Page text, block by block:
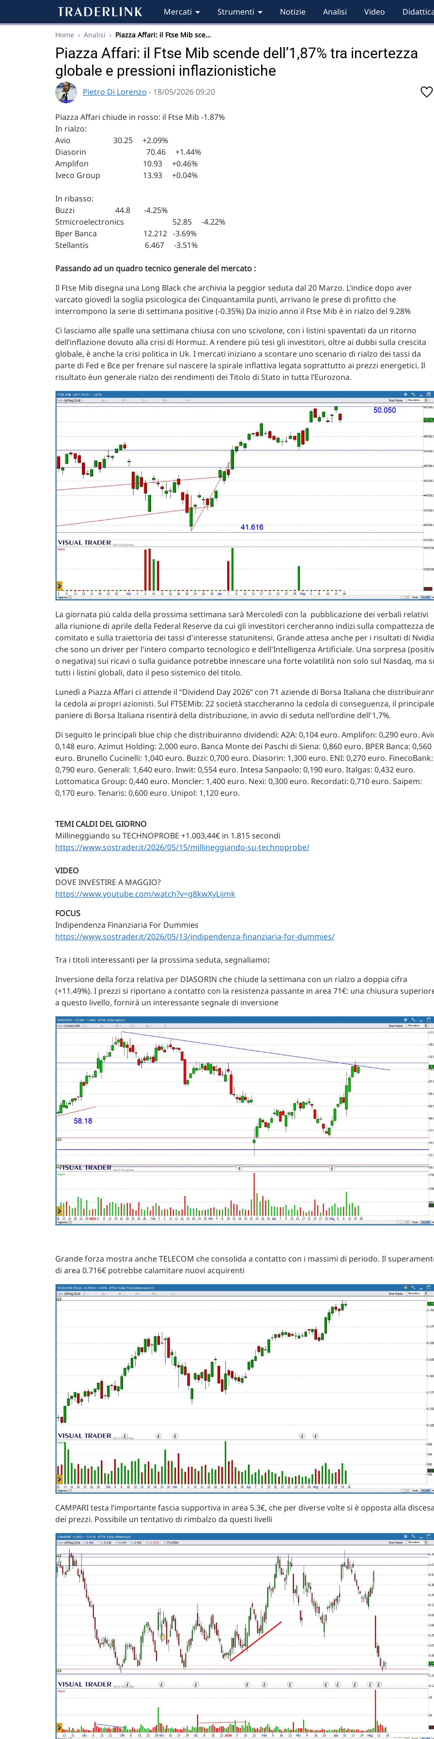
Mercati Strumenti Notizie Analisi Video
Home › Analisi › Piazza Affari: il Ftse Mib sce…
Piazza Affari: il Ftse Mib scende dell’1,87% tra incertezza
globale e pressioni inflazionistiche
Pietro Di Lorenzo - 18/05/2026 09:20
Piazza Affari chiude in rosso: il Ftse Mib -1.87%
In rialzo:
Avio 30.25 +2.09%
Diasorin 70.46 +1.44%
Amplifon 10.93 +0.46%
Iveco Group 13.93 +0.04%
In ribasso:
Buzzi 44.8 -4.25%
Stmicroelectronics 52.85 -4.22%
Bper Banca 12.212 -3.69%
Stellantis 6.467 -3.51%
Passando ad un quadro tecnico generale del mercato :
Il Ftse Mib disegna una Long Black che archivia la peggior seduta dal 20 Marzo. L’indice dopo aver
varcato giovedì la soglia psicologica dei Cinquantamila punti, arrivano le prese di profitto che
interrompono la serie di settimana positive (-0.35%) Da inizio anno il Ftse Mib è in rialzo del 9.28%
Ci lasciamo alle spalle una settimana chiusa con uno scivolone, con i listini spaventati da un ritorno
dell’inflazione dovuto alla crisi di Hormuz. A rendere più tesi gli investitori, oltre ai dubbi sulla crescita
globale, è anche la crisi politica in Uk. I mercati iniziano a scontare uno scenario di rialzo dei tassi da
parte di Fed e Bce per frenare sul nascere la spirale inflattiva legata soprattutto ai prezzi energetici. Il
risultato èun generale rialzo dei rendimenti dei Titolo di Stato in tutta l’Eurozona.
La giornata più calda della prossima settimana sarà Mercoledì con la pubblicazione dei verbali relativi
alla riunione di aprile della Federal Reserve da cui gli investitori cercheranno indizi sulla compattezza
comitato e sulla traiettoria dei tassi d'interesse statunitensi. Grande attesa anche per i risultati di
che sono un driver per l'intero comparto tecnologico e dell'Intelligenza Artificiale. Una sorpresa
o negativa) sui ricavi o sulla guidance potrebbe innescare una forte volatilità non solo sul Nasdaq, ma
tutti i listini globali, dato il peso sistemico del titolo.
Lunedì a Piazza Affari ci attende il “Dividend Day 2026” con 71 aziende di Borsa Italiana che
la cedola ai propri azionisti. Sul FTSEMib: 22 società staccheranno la cedola di conseguenza, il principale
paniere di Borsa Italiana risentirà della distribuzione, in avvio di seduta nell'ordine dell'1,7%.
Di seguito le principali blue chip che distribuiranno dividendi: A2A: 0,104 euro. Amplifon: 0,290 euro.
0,148 euro. Azimut Holding: 2,000 euro. Banca Monte dei Paschi di Siena: 0,860 euro. BPER Banca: 0,560
euro. Brunello Cucinelli: 1,040 euro. Buzzi: 0,700 euro. Diasorin: 1,300 euro. ENI: 0,270 euro. FinecoBank:
0,790 euro. Generali: 1,640 euro. Inwit: 0,554 euro. Intesa Sanpaolo: 0,190 euro. Italgas: 0,432 euro.
Lottomatica Group: 0,440 euro. Moncler: 1,400 euro. Nexi: 0,300 euro. Recordati: 0,710 euro. Saipem:
0,170 euro. Tenaris: 0,600 euro. Unipol: 1,120 euro.
TEMI CALDI DEL GIORNO
Millineggiando su TECHNOPROBE +1.003,44€ in 1.815 secondi
https://www.sostrader.it/2026/05/15/millineggiando-su-technoprobe/
VIDEO
DOVE INVESTIRE A MAGGIO?
https://www.youtube.com/watch?v=g8kwXyLijmk
FOCUS
Indipendenza Finanziaria For Dummies
https://www.sostrader.it/2026/05/13/indipendenza-finanziaria-for-dummies/
Tra i titoli interessanti per la prossima seduta, segnaliamo:
Inversione della forza relativa per DIASORIN che chiude la settimana con un rialzo a doppia cifra
(+11.49%). I prezzi si riportano a contatto con la resistenza passante in area 71€: una chiusura
a questo livello, fornirà un interessante segnale di inversione
Grande forza mostra anche TELECOM che consolida a contatto con i massimi di periodo. Il
di area 0.716€ potrebbe calamitare nuovi acquirenti
CAMPARI testa l’importante fascia supportiva in area 5.3€, che per diverse volte si è opposta alla
dei prezzi. Possibile un tentativo di rimbalzo da questi livelli